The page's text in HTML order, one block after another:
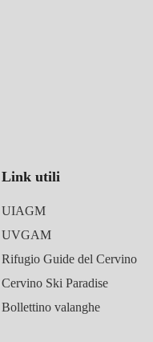
Link utili
UIAGM
UVGAM
Rifugio Guide del Cervino
Cervino Ski Paradise
Bollettino valanghe